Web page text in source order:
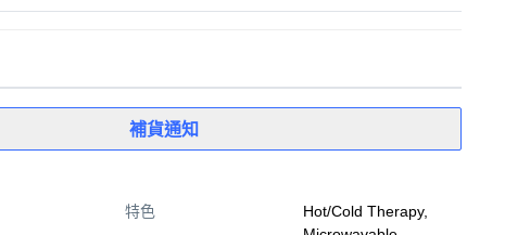
補貨通知
特色
Hot/Cold Therapy,